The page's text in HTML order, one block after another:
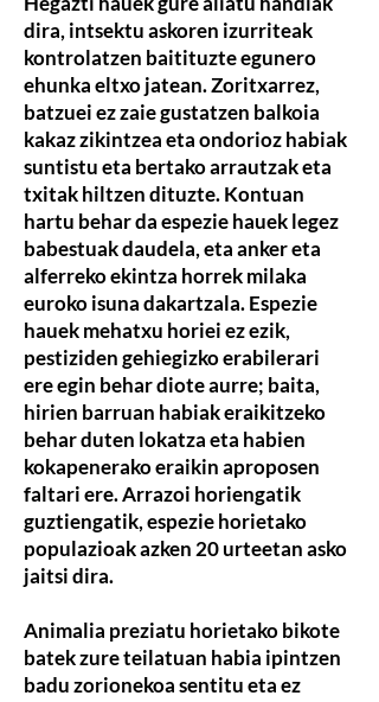
dira, intsektu askoren izurriteak
kontrolatzen baitituzte egunero
ehunka eltxo jatean. Zoritxarrez,
batzuei ez zaie gustatzen balkoia
kakaz zikintzea eta ondorioz habiak
suntistu eta bertako arrautzak eta
txitak hiltzen dituzte. Kontuan
hartu behar da espezie hauek legez
babestuak daudela, eta anker eta
alferreko ekintza horrek milaka
euroko isuna dakartzala. Espezie
hauek mehatxu horiei ez ezik,
pestiziden gehiegizko erabilerari
ere egin behar diote aurre; baita,
hirien barruan habiak eraikitzeko
behar duten lokatza eta habien
kokapenerako eraikin aproposen
faltari ere. Arrazoi horiengatik
guztiengatik, espezie horietako
populazioak azken 20 urteetan asko
jaitsi dira.
Animalia preziatu horietako bikote
batek zure teilatuan habia ipintzen
badu zorionekoa sentitu eta ez